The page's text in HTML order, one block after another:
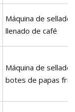
Máquina de sellado
llenado de café
Máquina de sellado
botes de papas